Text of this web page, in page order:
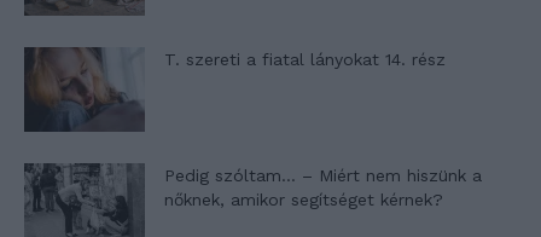
T. szereti a fiatal lányokat 14. rész
Pedig szóltam… – Miért nem hiszünk a
nőknek, amikor segítséget kérnek?